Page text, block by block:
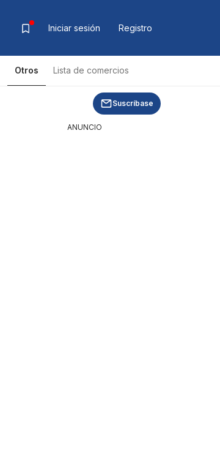
Iniciar sesión Registro
Otros Lista de comercios
Lista de productosSuscríbase
ANUNCIO